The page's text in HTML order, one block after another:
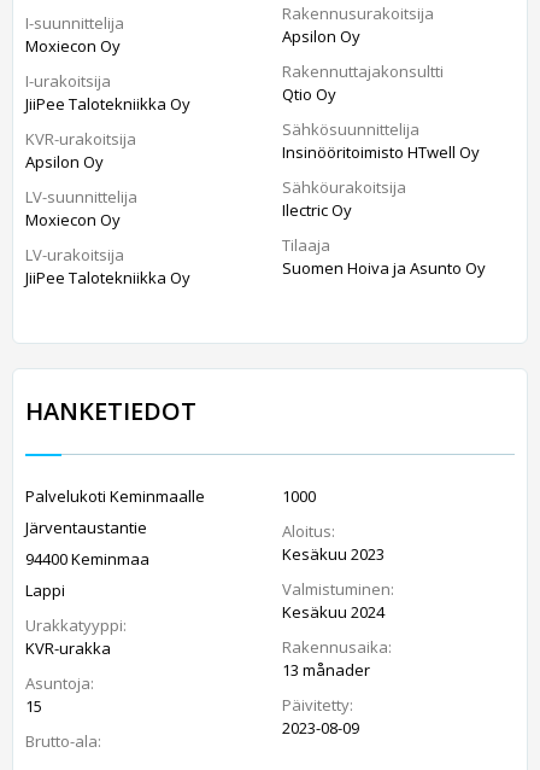
I-suunnittelija
Moxiecon Oy
I-urakoitsija
JiiPee Talotekniikka Oy
KVR-urakoitsija
Apsilon Oy
LV-suunnittelija
Moxiecon Oy
LV-urakoitsija
JiiPee Talotekniikka Oy
Rakennusurakoitsija
Apsilon Oy
Rakennuttajakonsultti
Qtio Oy
Sähkösuunnittelija
Insinööritoimisto HTwell Oy
Sähköurakoitsija
Ilectric Oy
Tilaaja
Suomen Hoiva ja Asunto Oy
HANKETIEDOT
Palvelukoti Keminmaalle
Järventaustantie
94400 Keminmaa
Lappi
Urakkatyyppi:
KVR-urakka
Asuntoja:
15
Brutto-ala:
1000
Aloitus:
Kesäkuu 2023
Valmistuminen:
Kesäkuu 2024
Rakennusaika:
13 månader
Päivitetty:
2023-08-09